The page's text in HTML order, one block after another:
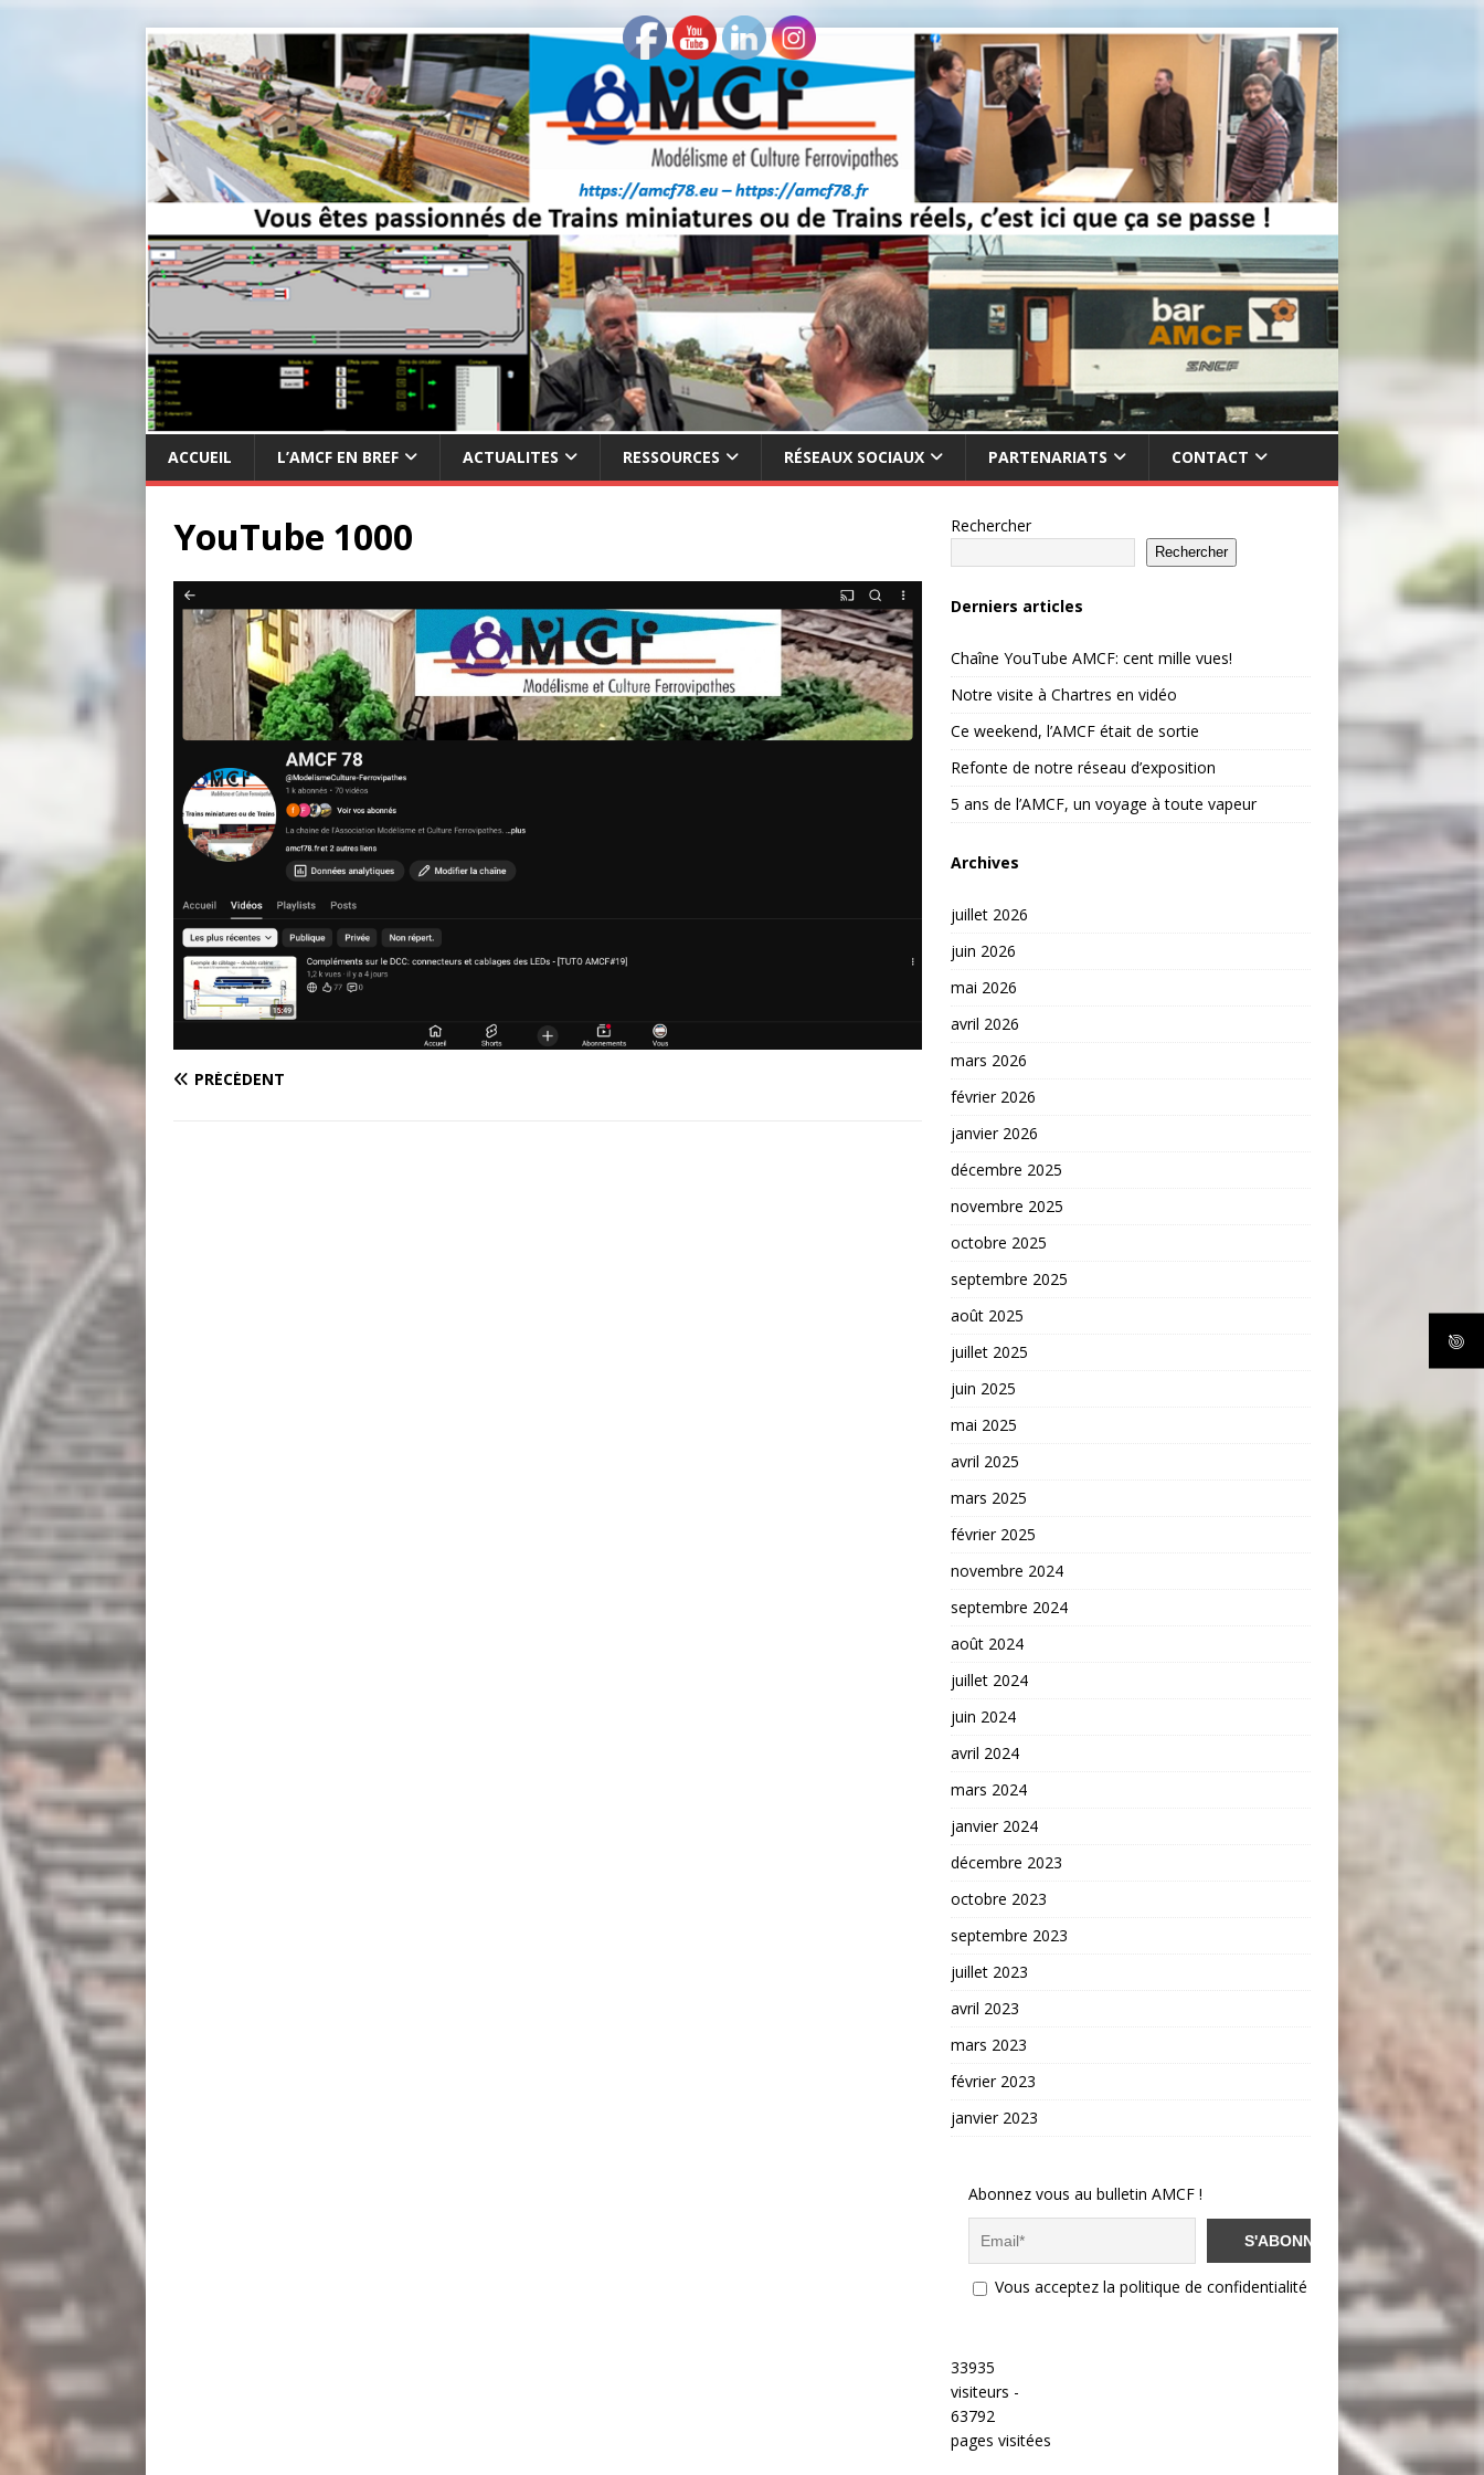
ACCUEIL L’AMCF EN BREF ACTUALITES RESSOURCES RÉSEAUX SOCIAUX PARTENARIATS CONTACT
YouTube 1000
PRÉCÉDENT
Rechercher
Rechercher
Derniers articles
Chaîne YouTube AMCF: cent mille vues!
Notre visite à Chartres en vidéo
Ce weekend, l’AMCF était de sortie
Refonte de notre réseau d’exposition
5 ans de l’AMCF, un voyage à toute vapeur
Archives
juillet 2026
juin 2026
mai 2026
avril 2026
mars 2026
février 2026
janvier 2026
décembre 2025
novembre 2025
octobre 2025
septembre 2025
août 2025
juillet 2025
juin 2025
mai 2025
avril 2025
mars 2025
février 2025
novembre 2024
septembre 2024
août 2024
juillet 2024
juin 2024
avril 2024
mars 2024
janvier 2024
décembre 2023
octobre 2023
septembre 2023
juillet 2023
avril 2023
mars 2023
février 2023
janvier 2023
Abonnez vous au bulletin AMCF !
Vous acceptez la politique de confidentialité
33935
visiteurs -
63792
pages visitées